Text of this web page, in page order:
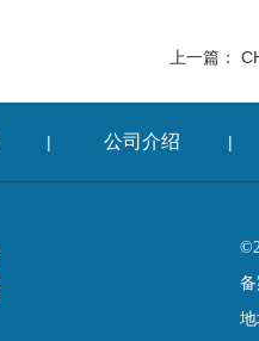
上一篇：
| 公司介绍 |
备